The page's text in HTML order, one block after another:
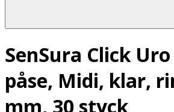
SenSura Click
påse, Midi, klar,
mm, 30 styck